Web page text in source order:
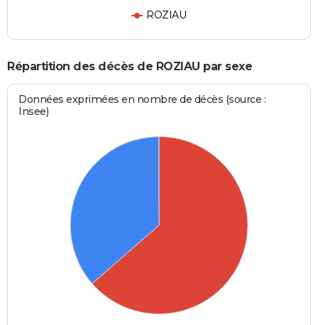
ROZIAU
Répartition des décès de ROZIAU par sexe
Données exprimées en nombre de décès (source :
Insee)